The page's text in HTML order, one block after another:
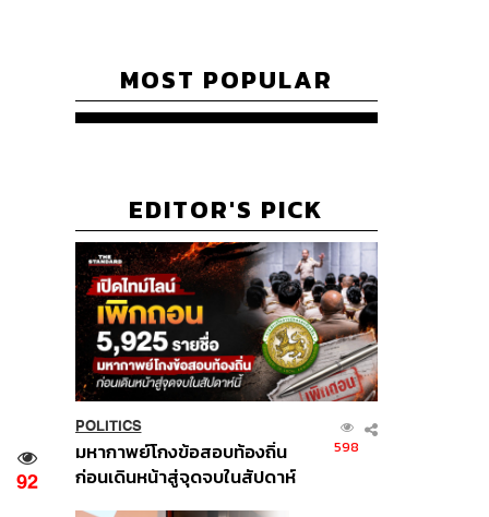
92
MOST POPULAR
EDITOR'S PICK
POLITICS
มหากาพย์โกงข้อสอบท้องถิ่น
ก่อนเดินหน้าสู่จุดจบในสัปดาห์
598